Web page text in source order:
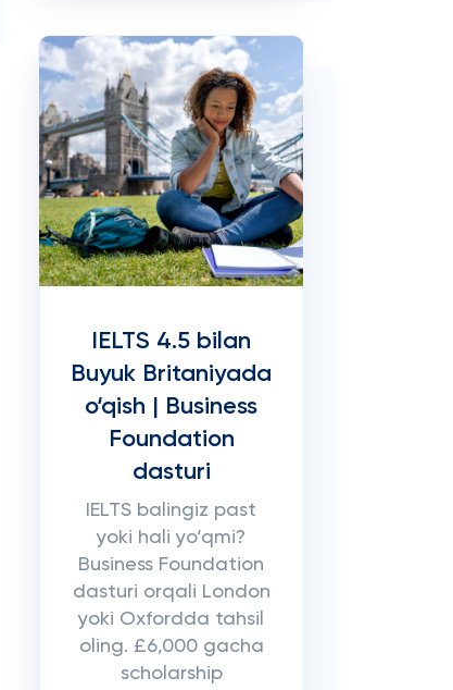
IELTS 4.5 bilan
Buyuk Britaniyada
o‘qish | Business
Foundation
dasturi
IELTS balingiz past
yoki hali yo‘qmi?
Business Foundation
dasturi orqali London
yoki Oxfordda tahsil
oling. £6,000 gacha
scholarship